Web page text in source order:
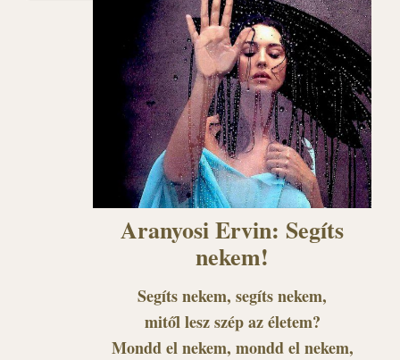
Aranyosi Ervin: Segíts
nekem!
Segíts nekem, segíts nekem,
mitől lesz szép az életem?
Mondd el nekem, mondd el nekem,